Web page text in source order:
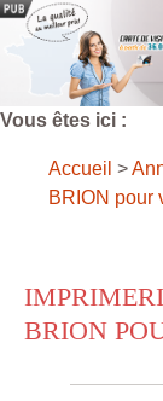
Vous êtes ici :
Accueil >
BRION pour
BRION